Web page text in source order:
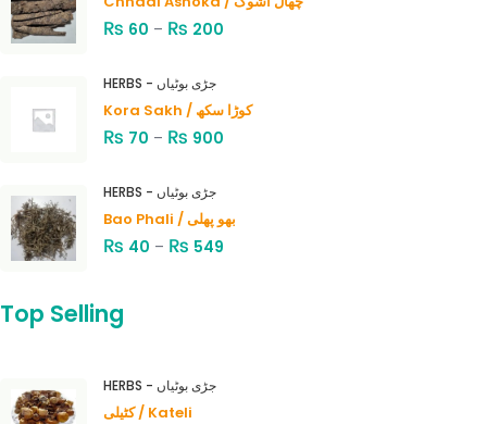
₨ 60 – ₨ 200
HERBS - جڑی بوٹیاں
Kora Sakh / کوڑا سکھ
₨ 70 – ₨ 900
HERBS - جڑی بوٹیاں
Bao Phali / بھو پھلی
₨ 40 – ₨ 549
Top Selling
HERBS - جڑی بوٹیاں
کٹیلی / Kateli